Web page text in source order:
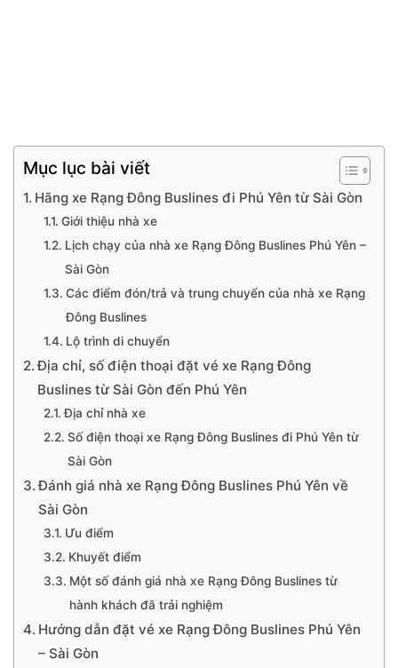
Mục lục bài viết
Hãng xe Rạng Đông Buslines đi Phú Yên từ Sài Gòn
Giới thiệu nhà xe
Lịch chạy của nhà xe Rạng Đông Buslines Phú Yên –
Sài Gòn
Các điểm đón/trả và trung chuyển của nhà xe Rạng
Đông Buslines
Lộ trình di chuyển
Địa chỉ, số điện thoại đặt vé xe Rạng Đông
Buslines từ Sài Gòn đến Phú Yên
Địa chỉ nhà xe
Số điện thoại xe Rạng Đông Buslines đi Phú Yên từ
Sài Gòn
Đánh giá nhà xe Rạng Đông Buslines Phú Yên về
Sài Gòn
Ưu điểm
Khuyết điểm
Một số đánh giá nhà xe Rạng Đông Buslines từ
hành khách đã trải nghiệm
Hướng dẫn đặt vé xe Rạng Đông Buslines Phú Yên
– Sài Gòn